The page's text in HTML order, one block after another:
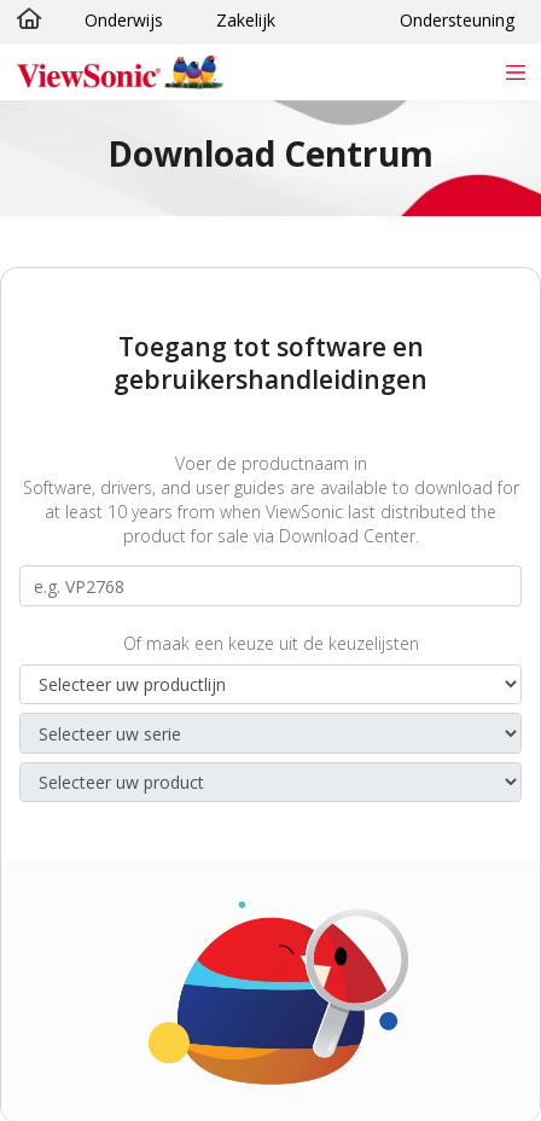
Ga naar hoofdinhoud
Onderwijs Zakelijk Ondersteuning
Download Centrum
Toegang tot software en
gebruikershandleidingen
Voer de productnaam in
Software, drivers, and user guides are available to download for
at least 10 years from when ViewSonic last distributed the
product for sale via Download Center.
Of maak een keuze uit de keuzelijsten